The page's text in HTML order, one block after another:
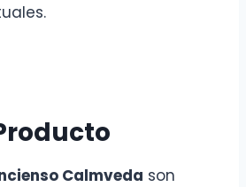
Calmveda son